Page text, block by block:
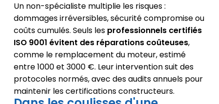
Un non-spécialiste multiplie les risques :
dommages irréversibles, sécurité compromise ou
coûts cumulés. Seuls les professionnels certifiés
ISO 9001 évitent des réparations coûteuses,
comme le remplacement du moteur, estimé
entre 1000 et 3000 €. Leur intervention suit des
protocoles normés, avec des audits annuels pour
maintenir les certifications constructeurs.